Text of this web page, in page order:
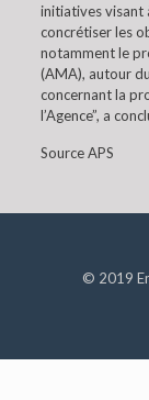
initiatives visant
concrétiser les
notamment le
(AMA), autour
concernant la
l’Agence”, a
Source APS
© 2019